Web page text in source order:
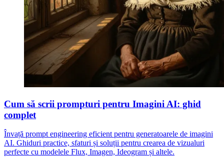
Cum să scrii prompturi pentru Imagini AI: ghid
complet
Învață prompt engineering eficient pentru generatoarele de imagini
AI. Ghiduri practice, sfaturi și soluții pentru crearea de vizualuri
perfecte cu modelele Flux, Imagen, Ideogram și altele.